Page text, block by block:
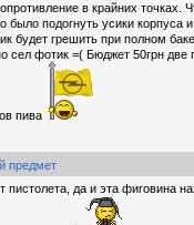
в крайних точках.
подогнуть усики корпуса
будет грешить при полном
сел фотик =( Бюджет 50грн
пива
предмет
пистолета, да и эта фиговина